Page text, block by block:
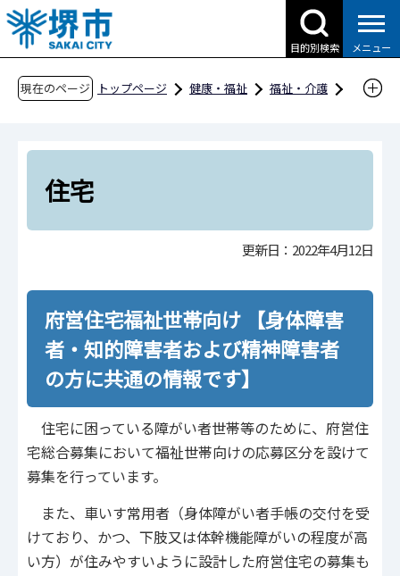
こ
の
ペ
目的別検索 メニュー
現在のページ トップページ 健康・福祉
福祉・介護
障害福祉のしおり
住宅
住宅
更新日：2022年4月12日
府営住宅福祉世帯向け 【身体障害
者・知的障害者および精神障害者
の方に共通の情報です】
住宅に困っている障がい者世帯等のために、府営住
宅総合募集において福祉世帯向けの応募区分を設けて
募集を行っています。
また、車いす常用者（身体障がい者手帳の交付を受
けており、かつ、下肢又は体幹機能障がいの程度が高
い方）が住みやすいように設計した府営住宅の募集も